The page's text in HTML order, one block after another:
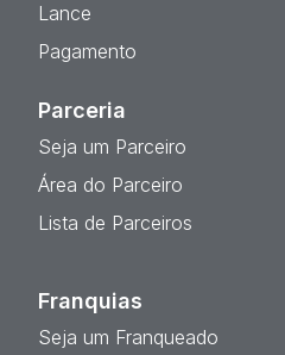
Lance
Pagamento
Parceria
Seja um Parceiro
Área do Parceiro
Lista de Parceiros
Franquias
Seja um Franqueado